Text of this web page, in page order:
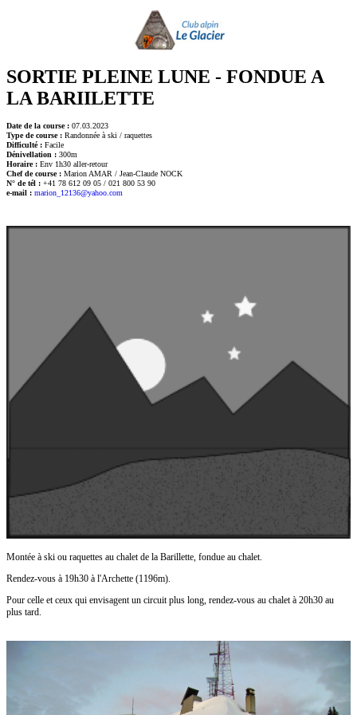
SORTIE PLEINE LUNE - FONDUE A
LA BARIILETTE
Date de la course : 07.03.2023
Type de course : Randonnée à ski / raquettes
Difficulté : Facile
Dénivellation : 300m
Horaire : Env 1h30 aller-retour
Chef de course : Marion AMAR / Jean-Claude NOCK
N° de tél : +41 78 612 09 05 / 021 800 53 90
e-mail : marion_12136@yahoo.com
Montée à ski ou raquettes au chalet de la Barillette, fondue au chalet.
Rendez-vous à 19h30 à l'Archette (1196m).
Pour celle et ceux qui envisagent un circuit plus long, rendez-vous au chalet à 20h30 au
plus tard.